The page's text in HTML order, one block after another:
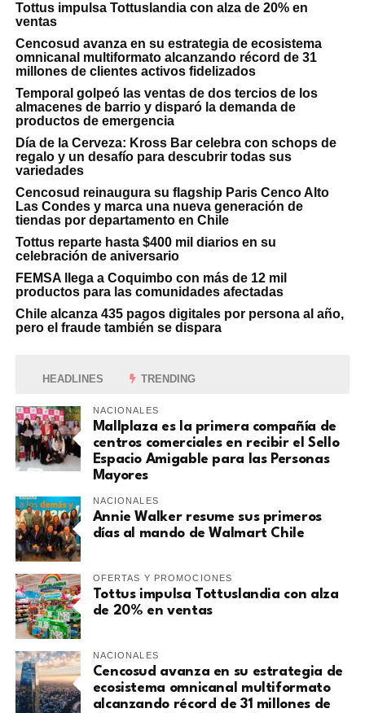
Tottus impulsa Tottuslandia con alza de 20% en
ventas
Cencosud avanza en su estrategia de ecosistema
omnicanal multiformato alcanzando récord de 31
millones de clientes activos fidelizados
Temporal golpeó las ventas de dos tercios de los
almacenes de barrio y disparó la demanda de
productos de emergencia
Día de la Cerveza: Kross Bar celebra con schops de
regalo y un desafío para descubrir todas sus
variedades
Cencosud reinaugura su flagship Paris Cenco Alto
Las Condes y marca una nueva generación de
tiendas por departamento en Chile
Tottus reparte hasta $400 mil diarios en su
celebración de aniversario
FEMSA llega a Coquimbo con más de 12 mil
productos para las comunidades afectadas
Chile alcanza 435 pagos digitales por persona al año,
pero el fraude también se dispara
HEADLINES TRENDING
NACIONALES
Mallplaza es la primera compañía de
centros comerciales en recibir el Sello
Espacio Amigable para las Personas
Mayores
NACIONALES
Annie Walker resume sus primeros
días al mando de Walmart Chile
OFERTAS Y PROMOCIONES
Tottus impulsa Tottuslandia con alza
de 20% en ventas
NACIONALES
Cencosud avanza en su estrategia de
ecosistema omnicanal multiformato
alcanzando récord de 31 millones de